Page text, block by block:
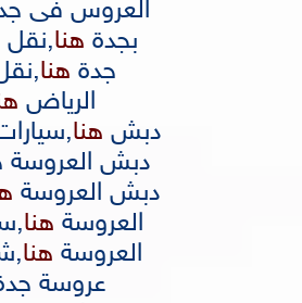
العروس فى
بجدة هنا,
جدة هنا,
الرياض
دبش هنا,
دبش العروسة
دبش العروسة
العروسة هنا,
العروسة هنا,
عروسة